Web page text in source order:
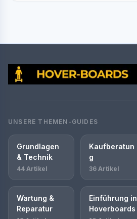
UNSERE THEMEN-GUIDES
Grundlagen
& Technik
44 Artikel
Kaufberatun
g
36 Artikel
Wartung &
Reparatur
Einführung in
Hoverboards